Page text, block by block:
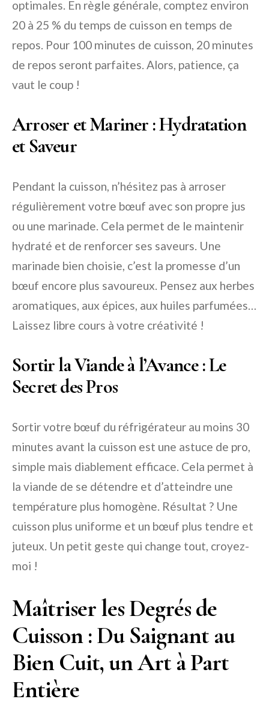
optimales. En règle générale, comptez environ
20 à 25 % du temps de cuisson en temps de
repos. Pour 100 minutes de cuisson, 20 minutes
de repos seront parfaites. Alors, patience, ça
vaut le coup !
Arroser et Mariner : Hydratation
et Saveur
Pendant la cuisson, n’hésitez pas à arroser
régulièrement votre bœuf avec son propre jus
ou une marinade. Cela permet de le maintenir
hydraté et de renforcer ses saveurs. Une
marinade bien choisie, c’est la promesse d’un
bœuf encore plus savoureux. Pensez aux herbes
aromatiques, aux épices, aux huiles parfumées…
Laissez libre cours à votre créativité !
Sortir la Viande à l’Avance : Le
Secret des Pros
Sortir votre bœuf du réfrigérateur au moins 30
minutes avant la cuisson est une astuce de pro,
simple mais diablement efficace. Cela permet à
la viande de se détendre et d’atteindre une
température plus homogène. Résultat ? Une
cuisson plus uniforme et un bœuf plus tendre et
juteux. Un petit geste qui change tout, croyez-
moi !
Maîtriser les Degrés de
Cuisson : Du Saignant au
Bien Cuit, un Art à Part
Entière